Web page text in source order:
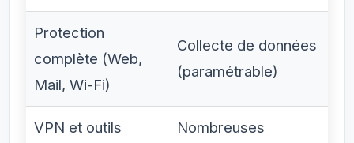
Protection
complète (Web,
Mail, Wi-Fi)
Collecte de données
(paramétrable)
VPN et outils
Nombreuses